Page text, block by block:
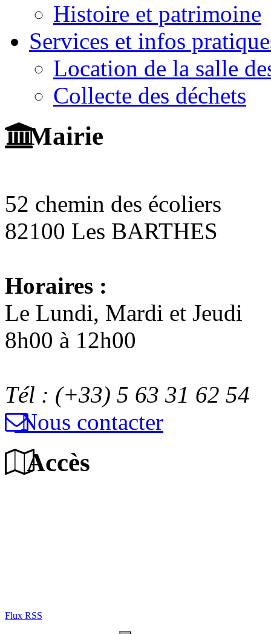
Histoire et patrimoine
Services et infos
Location de la salle
Collecte des déchets
Mairie
52 chemin des écoliers
82100 Les BARTHES
Horaires :
Le Lundi, Mardi et Jeudi
8h00 à 12h00
Tél : (+33) 5 63 31 62 54
Nous contacter
Accès
Flux RSS